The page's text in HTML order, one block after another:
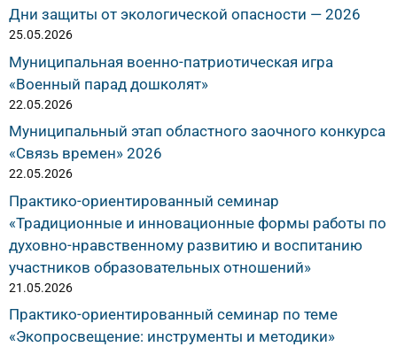
Дни защиты от экологической опасности — 2026
25.05.2026
Муниципальная военно-патриотическая игра
«Военный парад дошколят»
22.05.2026
Муниципальный этап областного заочного конкурса
«Связь времен» 2026
22.05.2026
Практико-ориентированный семинар
«Традиционные и инновационные формы работы по
духовно-нравственному развитию и воспитанию
участников образовательных отношений»
21.05.2026
Практико-ориентированный семинар по теме
«Экопросвещение: инструменты и методики»